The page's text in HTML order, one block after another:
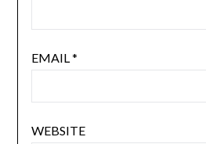
EMAIL*
WEBSITE